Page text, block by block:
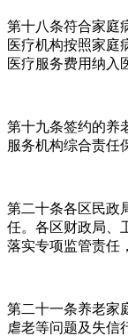
第十八条符合家庭
医疗机构按照家庭
医疗服务费用纳入
第十九条签约的养
服务机构综合责任
第二十条各区民政
任。各区财政局、
落实专项监管责任
第二十一条养老家
虐老等问题及失信